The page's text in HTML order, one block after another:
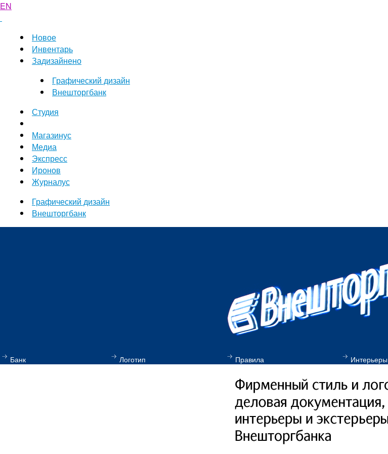
EN
Новое
Инвентарь
Задизайнено
Графический дизайн
Внешторгбанк
Студия
Магазинус
Медиа
Экспресс
Иронов
Журналус
Графический дизайн
Внешторгбанк
Банк Логотип Правила Интерьеры